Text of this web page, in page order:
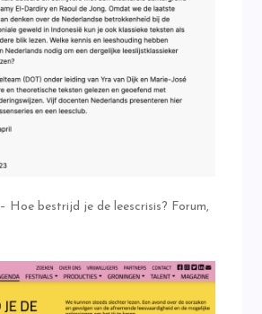
– Hoe bestrijd je de leescrisis? Forum,